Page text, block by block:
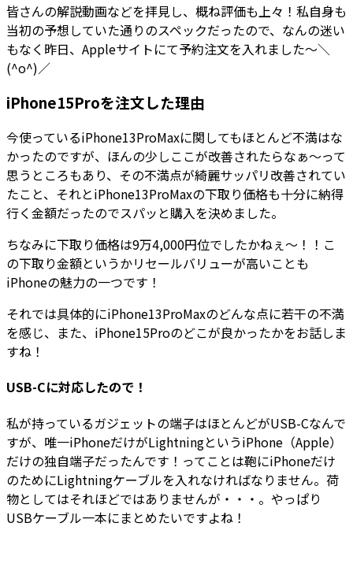
皆さんの解説動画などを拝見し、概ね評価も上々！私自身も
当初の予想していた通りのスペックだったので、なんの迷い
もなく昨日、Appleサイトにて予約注文を入れました～＼
(^o^)／
iPhone15Proを注文した理由
今使っているiPhone13ProMaxに関してもほとんど不満はな
かったのですが、ほんの少しここが改善されたらなぁ～って
思うところもあり、その不満点が綺麗サッパリ改善されてい
たこと、それとiPhone13ProMaxの下取り価格も十分に納得
行く金額だったのでスパッと購入を決めました。
ちなみに下取り価格は9万4,000円位でしたかねぇ～！！こ
の下取り金額というかリセールバリューが高いことも
iPhoneの魅力の一つです！
それでは具体的にiPhone13ProMaxのどんな点に若干の不満
を感じ、また、iPhone15Proのどこが良かったかをお話しま
すね！
USB-Cに対応したので！
私が持っているガジェットの端子はほとんどがUSB-Cなんで
すが、唯一iPhoneだけがLightningというiPhone（Apple）
だけの独自端子だったんです！ってことは鞄にiPhoneだけ
のためにLightningケーブルを入れなければなりません。荷
物としてはそれほどではありませんが・・・。やっぱり
USBケーブル一本にまとめたいですよね！